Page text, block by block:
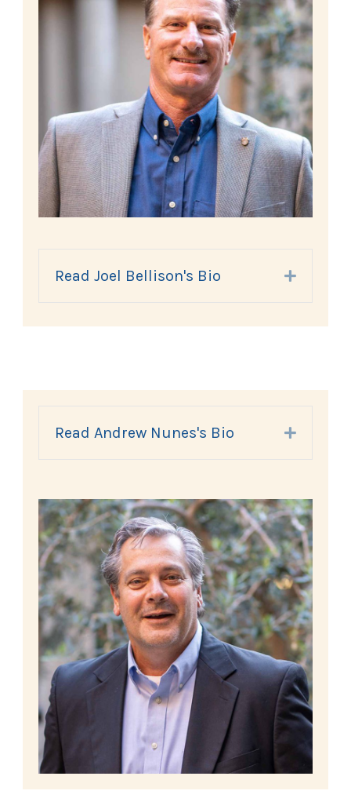
Read Joel Bellison's Bio Expand
Read Andrew Nunes's Bio Expand